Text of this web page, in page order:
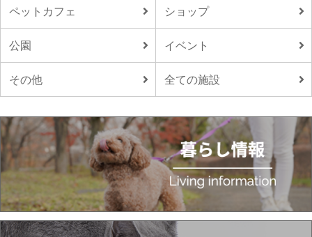
ペットカフェ ショップ
公園 イベント
その他 全ての施設